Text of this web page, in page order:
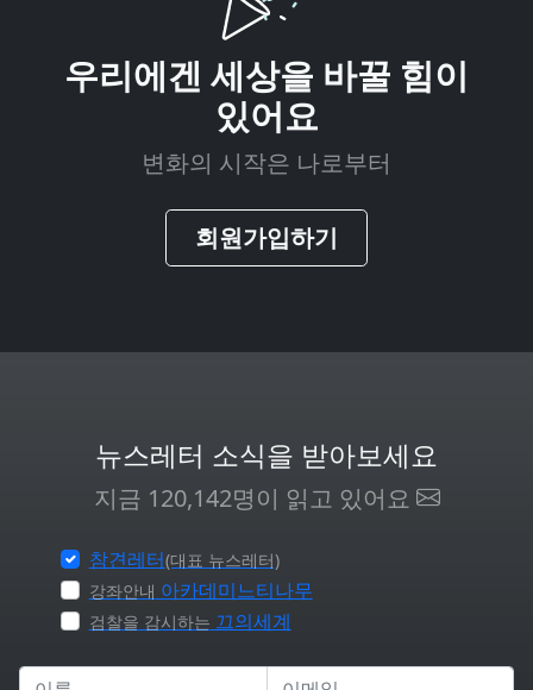
우리에겐 세상을 바꿀 힘이
있어요
변화의 시작은 나로부터
회원가입하기
뉴스레터 소식을 받아보세요
지금 120,142명이 읽고 있어요
참견레터(대표 뉴스레터)
강좌안내 아카데미느티나무
검찰을 감시하는 끄의세계